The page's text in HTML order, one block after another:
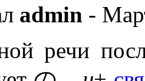
admin -
речи